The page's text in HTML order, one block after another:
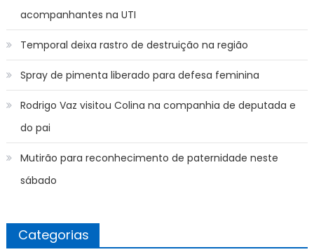
acompanhantes na UTI
Temporal deixa rastro de destruição na região
Spray de pimenta liberado para defesa feminina
Rodrigo Vaz visitou Colina na companhia de deputada e
do pai
Mutirão para reconhecimento de paternidade neste
sábado
Categorias